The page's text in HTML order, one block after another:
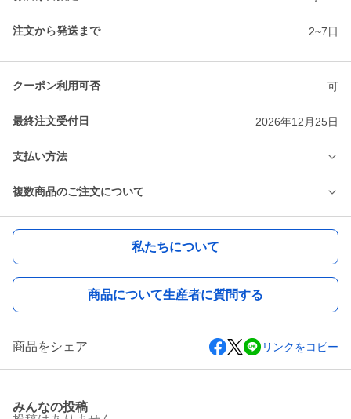
注文から発送まで 2~7日
クーポン利用可否 可
最終注文受付日 2026年12月25日
支払い方法
複数商品のご注文について
私たちについて
商品について生産者に質問する
商品をシェア リンクをコピー
みんなの投稿